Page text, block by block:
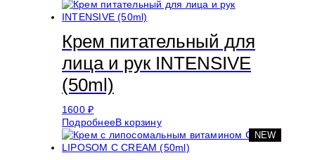
Крем питательный для
лица и рук INTENSIVE
(50ml)
1600₽
ПодробнееВ корзину
NEW